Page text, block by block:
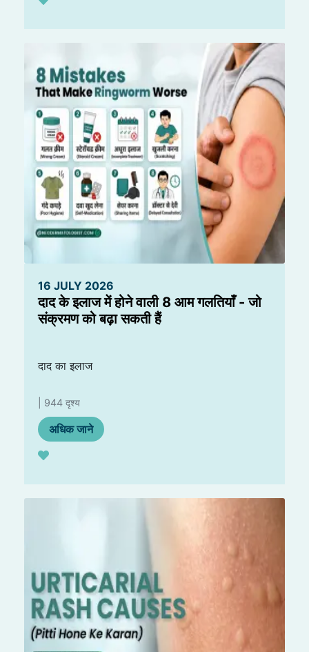
16 JULY 2026
दाद के इलाज में होने वाली 8 आम गलतियाँ - जो
संक्रमण को बढ़ा सकती हैं
दाद का इलाज
| 944 दृश्य
अधिक जाने